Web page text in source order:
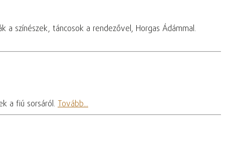
színészek, táncosok a rendezővel, Horgas Ádámmal.
a fiú sorsáról. Tovább...